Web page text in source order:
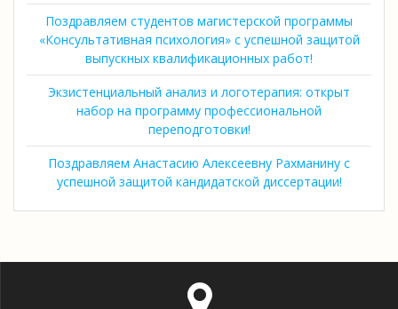
Поздравляем студентов магистерской программы
«Консультативная психология» с успешной защитой
выпускных квалификационных работ!
Экзистенциальный анализ и логотерапия: открыт
набор на программу профессиональной
переподготовки!
Поздравляем Анастасию Алексеевну Рахманину с
успешной защитой кандидатской диссертации!